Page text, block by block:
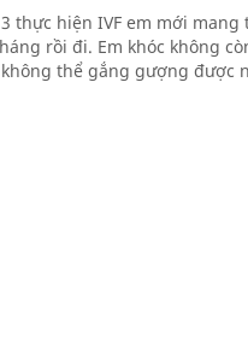
thực hiện IVF em mới mang
rồi đi. Em khóc không
thể gắng gượng được